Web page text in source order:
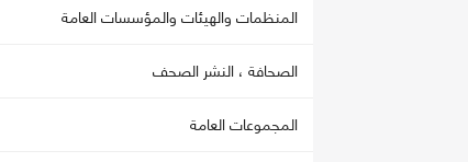
المنظمات والهيئات والمؤسسات العامة
الصحافة ، النشر الصحف
المجموعات العامة